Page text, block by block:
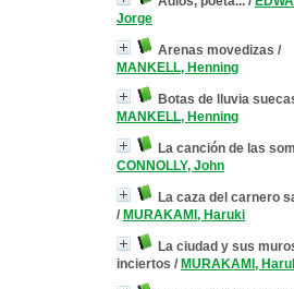
Jorge
Arenas movedizas /
MANKELL, Henning
Botas de lluvia
MANKELL, Henning
La canción de las
CONNOLLY, John
La caza del carnero
/ MURAKAMI, Haruki
La ciudad y sus
inciertos / MURAKAMI,